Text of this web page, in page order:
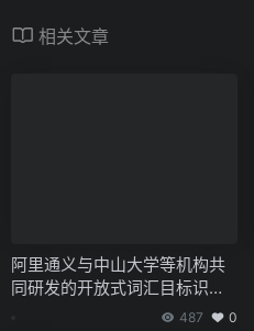
相关文章
阿里通义与中山大学等机构共
同研发的开放式词汇目标识别
487 0